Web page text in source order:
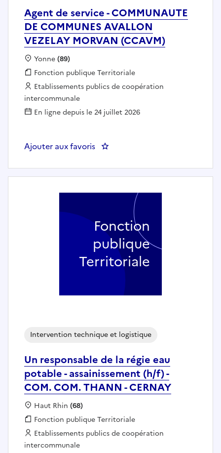
Agent de service - COMMUNAUTE
DE COMMUNES AVALLON
VEZELAY MORVAN (CCAVM)
Localisation :
Yonne(89)
Fonction publique :
Fonction publique Territoriale
Employeur :
Etablissements publics de coopération
intercommunale
En ligne depuis le 24 juillet 2026
Ajouter aux favoris : Agent de service -
Un responsable de la régie eau
potable - assainissement (h/f) -
COM. COM. THANN - CERNAY
Intervention technique et logistique
Localisation :
Haut Rhin (68)
Fonction publique :
Fonction publique Territoriale
Employeur :
Etablissements publics de coopération
intercommunale
Fonction
publique
Territoriale